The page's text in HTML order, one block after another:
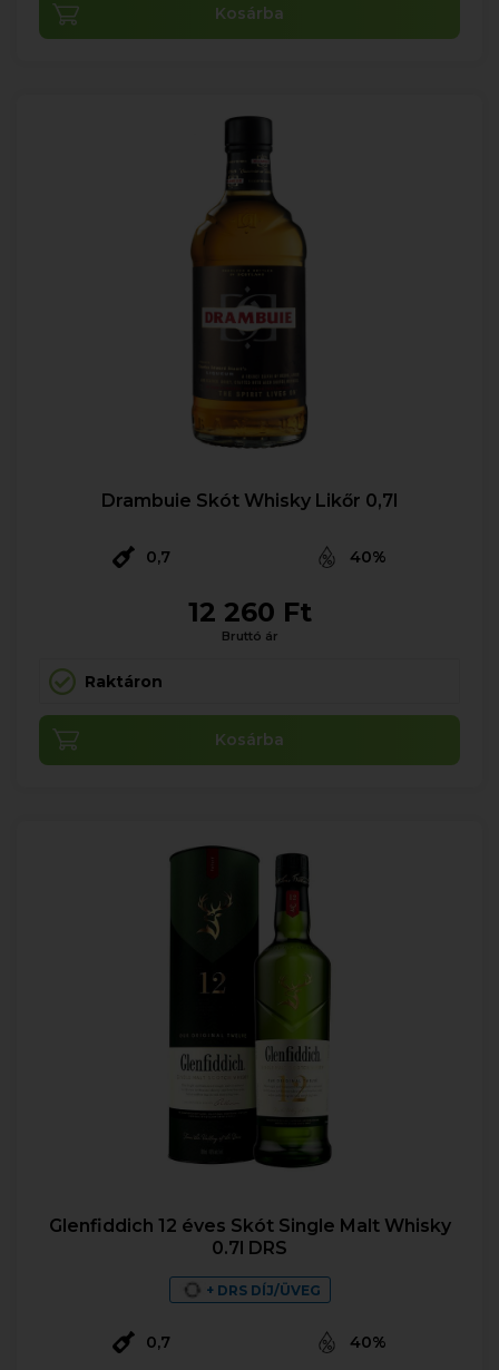
Kosárba
Drambuie Skót Whisky Likőr 0,7l
0,7 40%
12 260 Ft
Bruttó ár
Raktáron
Kosárba
Glenfiddich 12 éves Skót Single Malt Whisky
0.7l DRS
+ DRS DÍJ/ÜVEG
0,7 40%